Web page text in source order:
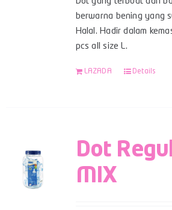
berwarna bening yang
Halal. Hadir dalam
pcs all size L.
LAZADA Details
Dot
MIX